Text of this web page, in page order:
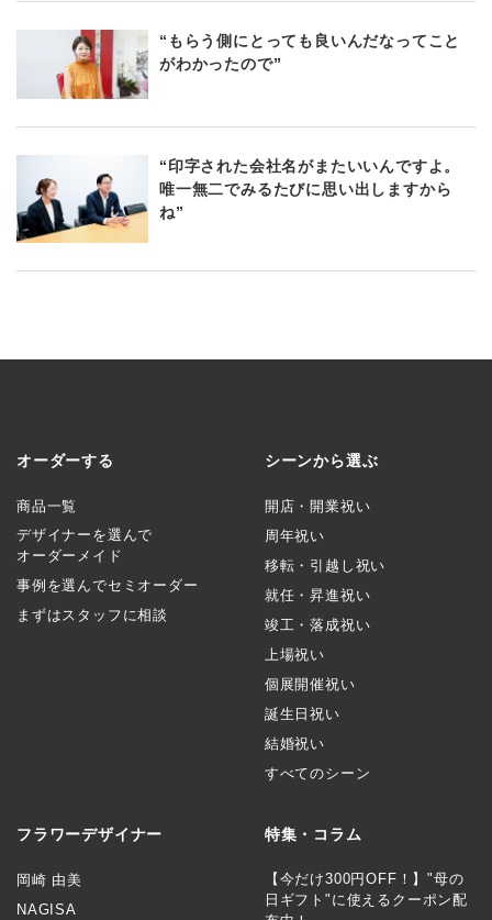
“もらう側にとっても良いんだなってこと
がわかったので”
“印字された会社名がまたいいんですよ。
唯一無二でみるたびに思い出しますから
ね”
オーダーする
商品一覧
デザイナーを選んで
オーダーメイド
事例を選んでセミオーダー
まずはスタッフに相談
シーンから選ぶ
開店・開業祝い
周年祝い
移転・引越し祝い
就任・昇進祝い
竣工・落成祝い
上場祝い
個展開催祝い
誕生日祝い
結婚祝い
すべてのシーン
フラワーデザイナー
岡崎 由美
NAGISA
特集・コラム
【今だけ300円OFF！】"母の
日ギフト"に使えるクーポン配